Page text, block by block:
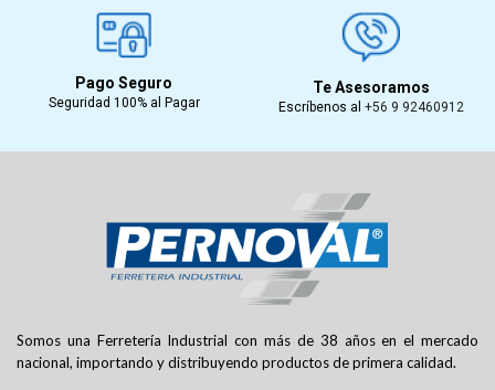
Pago Seguro
Seguridad 100% al Pagar
Te Asesoramos
Escríbenos al +56 9 92460912
Somos una Ferretería Industrial con más de 38 años en el mercado
nacional, importando y distribuyendo productos de primera calidad.